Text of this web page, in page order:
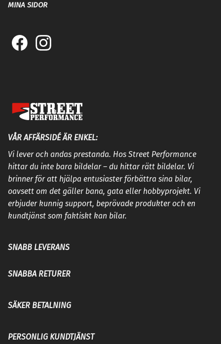
MINA SIDOR
VÅR AFFÄRSIDÉ ÄR ENKEL:
Vi lever och andas prestanda. Hos Street Performance
hittar du inte bara bildelar – du hittar rätt bildelar. Vi
brinner för att hjälpa entusiaster förbättra sina bilar,
oavsett om det gäller bana, gata eller hobbyprojekt. Vi
erbjuder kunnig support, beprövade produkter och en
kundtjänst som faktiskt kan bilar.
SNABB LEVERANS
SNABBA RETURER
SÄKER BETALNING
PERSONLIG KUNDTJÄNST